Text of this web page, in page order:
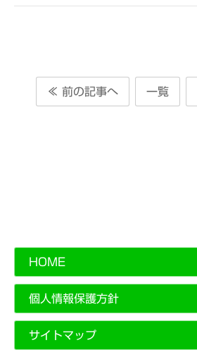
≪ 前の記事へ 一覧
HOME
個人情報保護方針
サイトマップ